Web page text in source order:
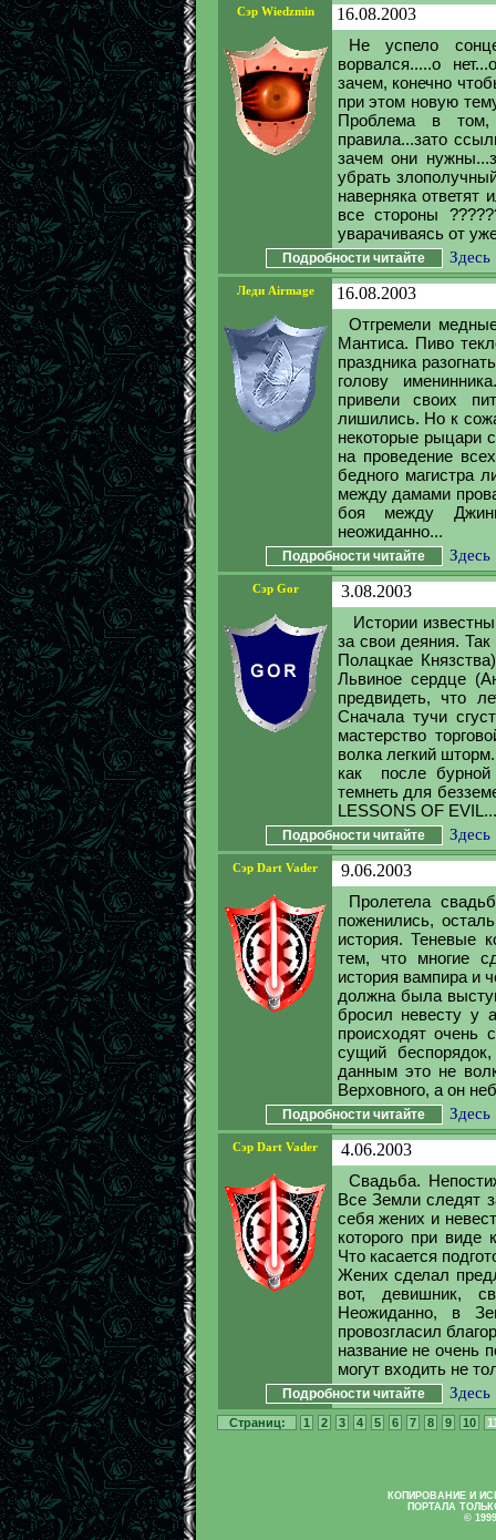
Сэр Wiedzmin
16.08.2003
Не успело
ворвался.....о
зачем, конечно
при этом новую
Проблема в том,
правила...зато
зачем они
убрать
наверняка ответят
все стороны
уварачиваясь от
Подробности читайте Здесь
Леди Airmage
16.08.2003
Отгремели
Мантиса. Пиво
праздника
голову
привели своих
лишились. Но к
некоторые рыцари
на проведение
бедного магистра
между дамами
боя между
неожиданно...
Подробности читайте Здесь
Сэр Gor
3.08.2003
Истории
за свои деяния.
Полацкае
Львиное сердце
предвидеть, что
Сначала тучи
мастерство
волка легкий
как после бурной
темнеть для
LESSONS OF EVIL...
Подробности читайте Здесь
Сэр Dart Vader
9.06.2003
Пролетела
поженились,
история. Теневые
тем, что многие
история вампира и
должна была
бросил невесту у
происходят очень
сущий
данным это не
Верховного, а он
Подробности читайте Здесь
Сэр Dart Vader
4.06.2003
Свадьба.
Все Земли следят
себя жених и
которого при виде
Что касается
Жених сделал
вот, девишник,
Неожиданно, в
провозгласил
название не очень
могут входить не
Подробности читайте Здесь
Страниц: 1 2 3 4 5 6 7 8 9 10
КОПИРОВАНИЕ И
ПОРТАЛА
©